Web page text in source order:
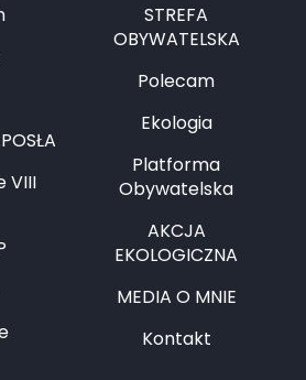
VIII
STREFA
OBYWATELSKA
Polecam
Ekologia
Platforma
Obywatelska
AKCJA
EKOLOGICZNA
MEDIA O MNIE
Kontakt